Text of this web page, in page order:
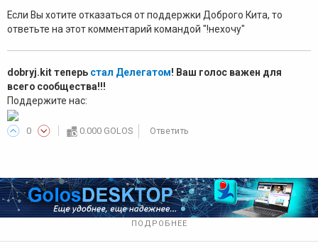
Если Вы хотите отказаться от поддержки Доброго Кита, то
ответьте на этот комментарий командой "!нехочу"
dobryj.kit теперь стал Делегатом! Ваш голос важен для
всего сообщества!!!
Поддержите нас:
0 0.000 GOLOS Ответить
ПОДРОБНЕЕ